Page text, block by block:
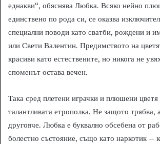
еднакви“, обяснява Любка. Всяко нейно
единствено по рода си, се оказва
специални поводи като сватби, рождени и
или Свети Валентин. Предимството на
красиви като естествените, но никога не
споменът остава вечен.
Така сред плетени играчки и плюшени
талантливата етрополка. Не защото
другояче. Любка е буквално обсебена от
болестно състояние, също като наркотик –